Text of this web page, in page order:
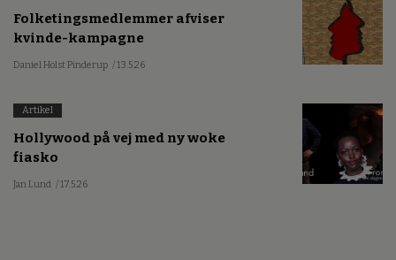
Folketingsmedlemmer afviser
kvinde-kampagne
Daniel Holst Pinderup / 13.5.26
Artikel
Hollywood på vej med ny woke
fiasko
Jan Lund / 17.5.26